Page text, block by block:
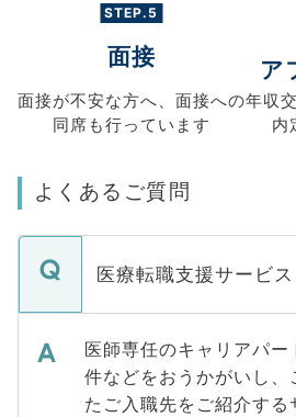
STEP.5
面接
面接が不安な方へ、 面接への
同席も行っています
ア
年収
内
よくあるご質問
医療転職支援サービス
医師専任のキャリアパー
件などをおうかがいし、
たご入職先をご紹介する